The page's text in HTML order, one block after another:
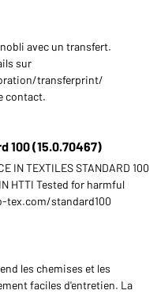
avec un transfert.
sur
transferprint/
contact.
100 (15.0.70467)
IN TEXTILES STANDARD 100
HTTI Tested for harmful
tex.com/standard100
les chemises et les
faciles d'entretien. La